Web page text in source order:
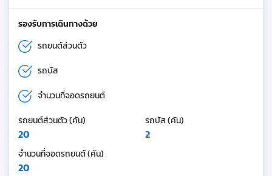
รองรับการเดินทางด้วย
รถยนต์ส่วนตัว
รถบัส
จำนวนที่จอดรถยนต์
รถยนต์ส่วนตัว (คัน)
20
รถบัส (คัน)
2
จำนวนที่จอดรถยนต์ (คัน)
20